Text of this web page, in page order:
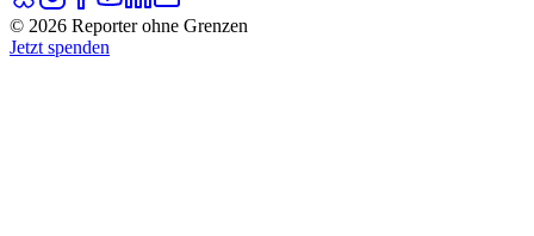
© 2026 Reporter ohne Grenzen
Jetzt spenden